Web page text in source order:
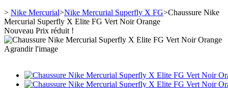
> Nike Mercurial>Nike Mercurial Superfly X FG>Chaussure Nike
Mercurial Superfly X Elite FG Vert Noir Orange
Nouveau Prix réduit !
Agrandir l'image